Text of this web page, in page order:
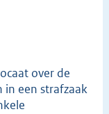
over de
in een strafzaak